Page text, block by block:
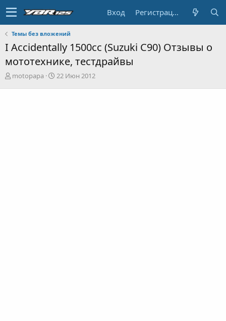
Вход Регистрация
Темы без вложений
I Accidentally 1500cc (Suzuki C90) Отзывы о
мототехнике, тестдрайвы
А
motopapa
Д
22 Июн 2012